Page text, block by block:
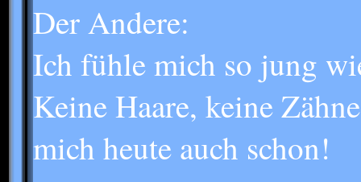
Der Andere:
Ich fühle mich so jung
Keine Haare, keine
mich heute auch schon!